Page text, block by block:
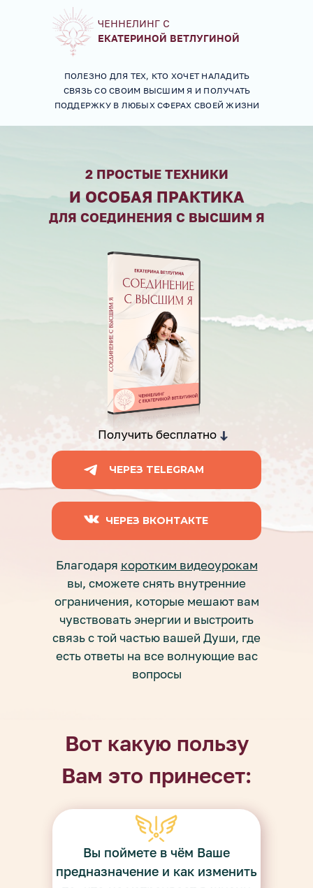
ЧЕННЕЛИНГ С
ЕКАТЕРИНОЙ ВЕТЛУГИНОЙ
ПОЛЕЗНО ДЛЯ ТЕХ, КТО ХОЧЕТ НАЛАДИТЬ
СВЯЗЬ СО СВОИМ ВЫСШИМ Я И ПОЛУЧАТЬ
ПОДДЕРЖКУ В ЛЮБЫХ СФЕРАХ СВОЕЙ ЖИЗНИ
ЧЕРЕЗ TELEGRAM
И ОСОБАЯ ПРАКТИКА
ДЛЯ СОЕДИНЕНИЯ С ВЫСШИМ Я
Благодаря коротким видеоурокам
вы, сможете снять внутренние
ограничения, которые мешают вам
чувствовать энергии и выстроить
связь с той частью вашей Души, где
есть ответы на все волнующие вас
вопросы
2 ПРОСТЫЕ ТЕХНИКИ
Получить бесплатно
ЧЕРЕЗ ВКОНТАКТЕ
Вот какую пользу
Вам это принесет:
Вы поймете в чём Ваше
предназначение и как изменить